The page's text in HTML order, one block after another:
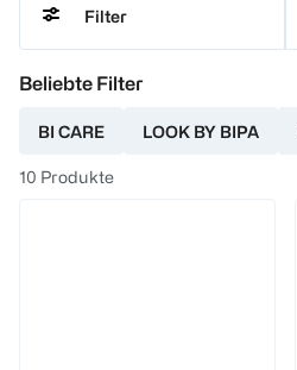
Filter
Beliebte Filter
BI CARE LOOK BY BIPA
10 Produkte